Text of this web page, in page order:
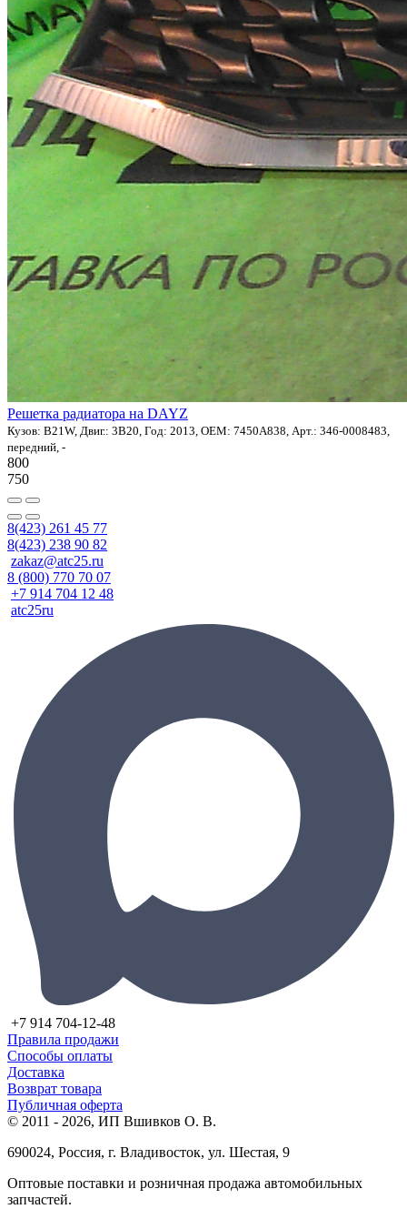
Решетка радиатора на DAYZ
Кузов: B21W, Двиг.: 3B20, Год: 2013, OEM: 7450A838, Арт.: 346-0008483,
передний, -
800
750
8(423) 261 45 77
8(423) 238 90 82
zakaz@atc25.ru
8 (800) 770 70 07
+7 914 704 12 48
atc25ru
+7 914 704-12-48
Правила продажи
Способы оплаты
Доставка
Возврат товара
Публичная оферта
© 2011 - 2026, ИП Вшивков О. В.
690024, Россия, г. Владивосток, ул. Шестая, 9
Оптовые поставки и розничная продажа автомобильных
запчастей.